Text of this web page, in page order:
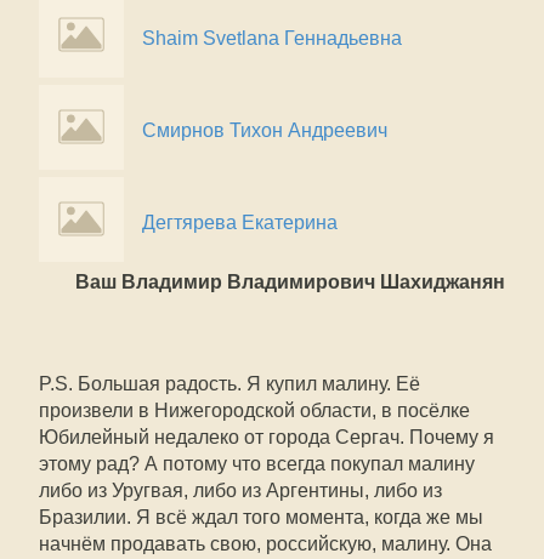
Shaim Svetlana Геннадьевна
Смирнов Тихон Андреевич
Дегтярева Екатерина
Ваш Владимир Владимирович Шахиджанян
P.S. Большая радость. Я купил малину. Её
произвели в Нижегородской области, в посёлке
Юбилейный недалеко от города Сергач. Почему я
этому рад? А потому что всегда покупал малину
либо из Уругвая, либо из Аргентины, либо из
Бразилии. Я всё ждал того момента, когда же мы
начнём продавать свою, российскую, малину. Она